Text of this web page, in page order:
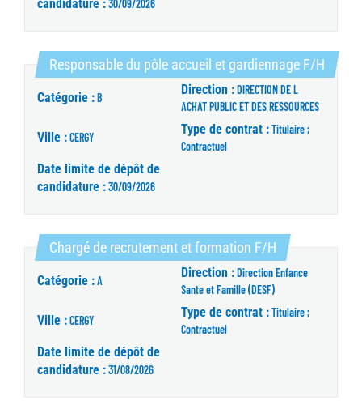
candidature :30/09/2026
Responsable du pôle accueil et gardiennage F/H
Catégorie :B
Direction :DIRECTION DE L
ACHAT PUBLIC ET DES RESSOURCES
Ville :CERGY
Type de contrat :Titulaire ;
Contractuel
Date limite de dépôt de
candidature :30/09/2026
Chargé de recrutement et formation F/H (Nouvelle
Catégorie :A
Direction :Direction Enfance
Sante et Famille (DESF)
Ville :CERGY
Type de contrat :Titulaire ;
Contractuel
Date limite de dépôt de
candidature :31/08/2026